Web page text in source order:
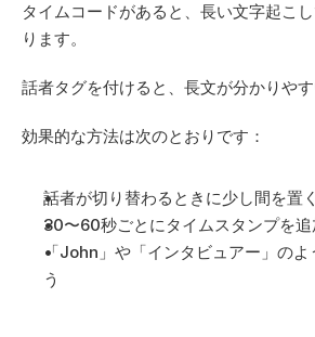
タイムコードがあると、長い文字起こ
ります。
話者タグを付けると、長文が分かりやす
効果的な方法は次のとおりです：
話者が切り替わるときに少し間を置く
30〜60秒ごとにタイムスタンプを追
「John」や「インタビュアー」の
う